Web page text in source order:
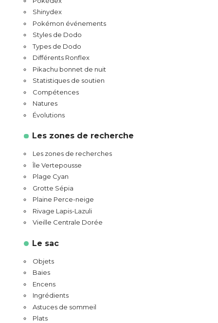
Shinydex
Pokémon événements
Styles de Dodo
Types de Dodo
Différents Ronflex
Pikachu bonnet de nuit
Statistiques de soutien
Compétences
Natures
Évolutions
Les zones de recherche
Les zones de recherches
Île Vertepousse
Plage Cyan
Grotte Sépia
Plaine Perce-neige
Rivage Lapis-Lazuli
Vieille Centrale Dorée
Le sac
Objets
Baies
Encens
Ingrédients
Astuces de sommeil
Plats